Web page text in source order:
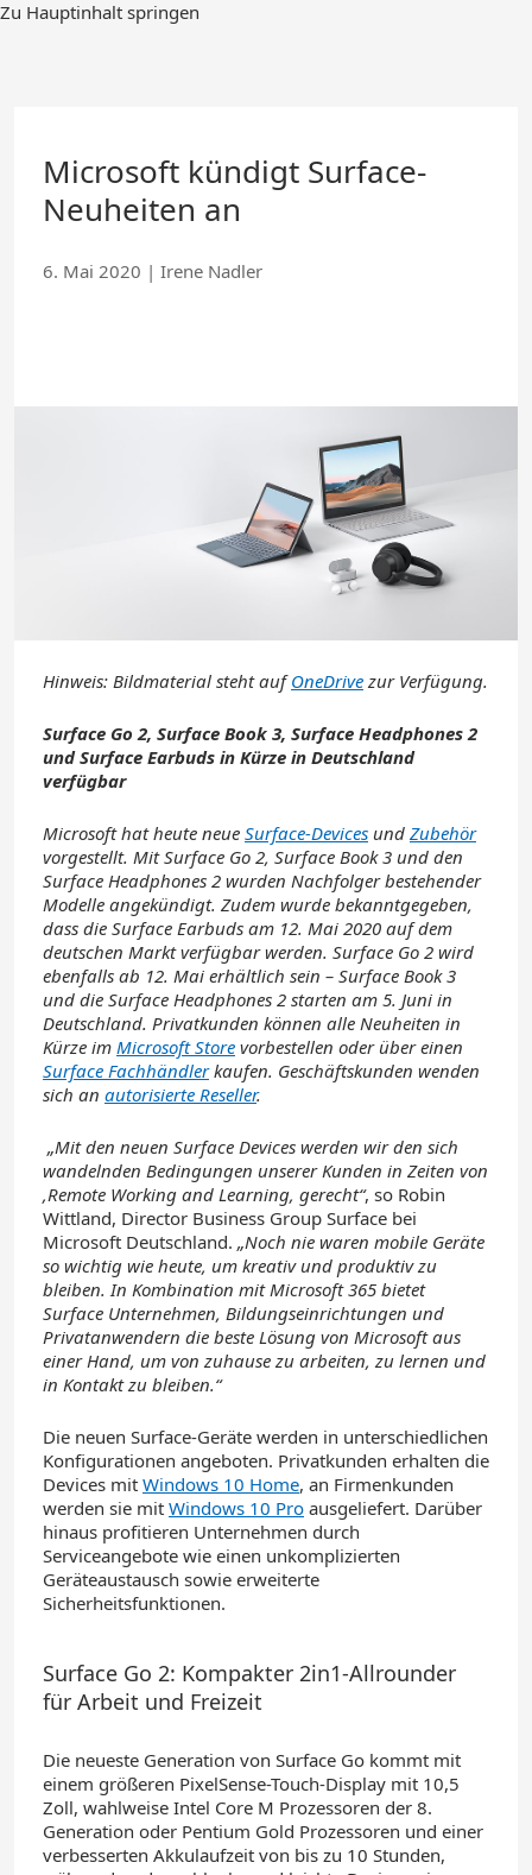
Zum
Zu Hauptinhalt springen
Microsoft kündigt Surface-
Neuheiten an
6. Mai 2020 | Irene Nadler
Hinweis: Bildmaterial stehtaufOneDrive zur Verfügung.
Surface Go 2, Surface Book 3, Surface Headphones 2
und Surface Earbuds in Kürze in Deutschland
verfügbar
Microsoft hat heute neue Surface-Devices und Zubehör
vorgestellt. Mit Surface Go 2, Surface Book 3 und den
Surface Headphones 2 wurden Nachfolger bestehender
Modelle angekündigt. Zudem wurde bekanntgegeben,
dass die Surface Earbuds am 12. Mai 2020 auf dem
deutschen Markt verfügbar werden. Surface Go 2 wird
ebenfalls ab 12. Mai erhältlich sein – Surface Book 3
und die Surface Headphones 2 starten am 5. Juni in
Deutschland. Privatkunden können alle Neuheiten in
Kürze im Microsoft Store vorbestellen oder über einen
Surface Fachhändlerkaufen. Geschäftskunden wenden
sich an autorisierte Reseller.
„Mit den neuen Surface Devices werden wir den sich
wandelnden Bedingungen unserer Kunden in Zeiten von
‚Remote Working and Learning‚ gerecht“, so Robin
Wittland, Director Business Group Surface bei
Microsoft Deutschland. „Noch nie waren mobile Geräte
so wichtig wie heute, um kreativ und produktiv zu
bleiben. In Kombination mit Microsoft 365 bietet
Surface Unternehmen, Bildungseinrichtungen und
Privatanwendern die beste Lösung von Microsoft aus
einer Hand, um von zuhause zu arbeiten, zu lernen und
in Kontakt zu bleiben.“
Die neuen Surface-Geräte werden in unterschiedlichen
Konfigurationen angeboten. Privatkunden erhalten die
Devices mit Windows 10 Home, an Firmenkunden
werden sie mit Windows 10 Pro ausgeliefert. Darüber
hinaus profitieren Unternehmen durch
Serviceangebote wie einen unkomplizierten
Geräteaustausch sowie erweiterte
Sicherheitsfunktionen.
Surface Go 2: Kompakter 2in1-Allrounder
für Arbeit und Freizeit
Die neueste Generation von Surface Go kommt mit
einem größeren PixelSense-Touch-Display mit 10,5
Zoll, wahlweise Intel Core M Prozessoren der 8.
Generation oder Pentium Gold Prozessoren und einer
verbesserten Akkulaufzeit von bis zu 10 Stunden,